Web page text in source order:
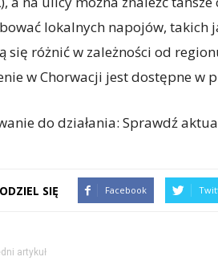
lokalnych napojów, takich
się różnić w zależności od
w Chorwacji jest dostępne w
do działania: Sprawdź
SIĘ Facebook
artykuł